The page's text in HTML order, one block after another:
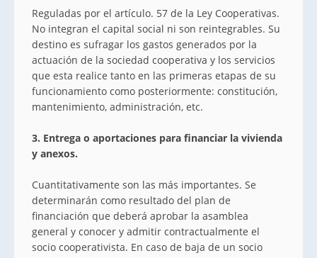
Reguladas por el artículo. 57 de la Ley Cooperativas.
No integran el capital social ni son reintegrables. Su
destino es sufragar los gastos generados por la
actuación de la sociedad cooperativa y los servicios
que esta realice tanto en las primeras etapas de su
funcionamiento como posteriormente: constitución,
mantenimiento, administración, etc.
3. Entrega o aportaciones para financiar la vivienda
y anexos.
Cuantitativamente son las más importantes. Se
determinarán como resultado del plan de
financiación que deberá aprobar la asamblea
general y conocer y admitir contractualmente el
socio cooperativista. En caso de baja de un socio